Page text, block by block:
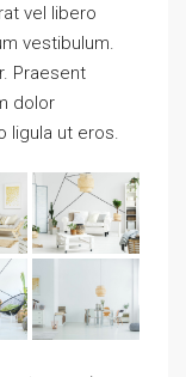
vel libero
vestibulum.
Praesent
dolor
ligula ut eros.